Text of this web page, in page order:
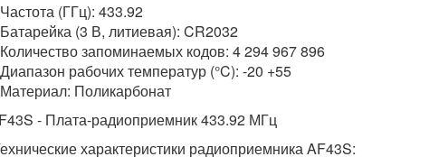
(ГГц): 433.92
(3 В, литиевая): CR2032
запоминаемых кодов: 4 294 967 896
рабочих температур (°C): -20 +55
Поликарбонат
- Плата-радиоприемник 433.92 МГц
характеристики радиоприемника AF43S: